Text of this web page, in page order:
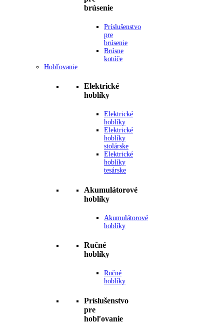
brúsenie
Príslušenstvo
pre
brúsenie
Brúsne
kotúče
Hobľovanie
Elektrické
hoblíky
Elektrické
hoblíky
Elektrické
hoblíky
stolárske
Elektrické
hoblíky
tesárske
Akumulátorové
hoblíky
Akumulátorové
hoblíky
Ručné
hoblíky
Ručné
hoblíky
Príslušenstvo
pre
hobľovanie